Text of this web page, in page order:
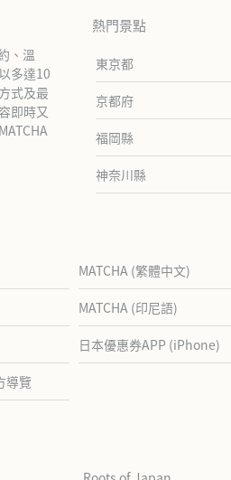
、溫
多達10
式及最
即時又
熱門景點
東京都
京都府
福岡縣
神奈川縣
MATCHA (繁體中文)
MATCHA (印尼語)
日本優惠券APP (iPhone)
導覽